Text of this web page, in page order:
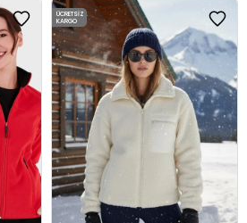
ÜCRETSIZ
KARGO